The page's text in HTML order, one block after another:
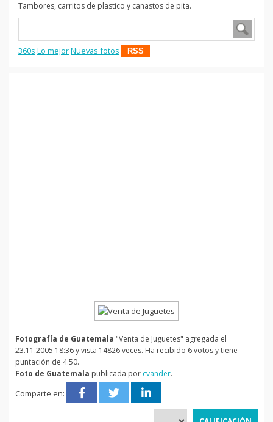
Tambores, carritos de plastico y canastos de pita.
360s Lo mejorNuevas fotos RSS
Fotografía de Guatemala "Venta de Juguetes" agregada el
23.11.2005 18:36 y vista 14826 veces. Ha recibido 6 votos y tiene
puntación de 4.50.
Foto de Guatemala publicada por cvander.
Comparte en: